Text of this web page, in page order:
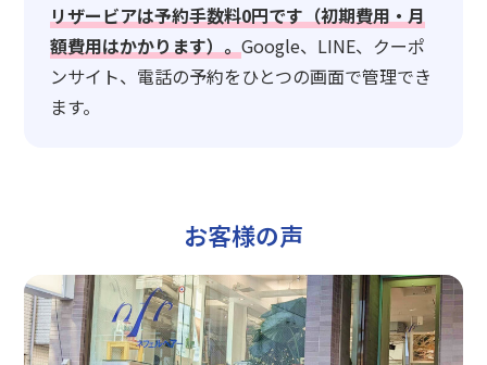
リザービアは予約手数料0円です（初期費用・月
額費用はかかります）。Google、LINE、クーポ
ンサイト、電話の予約をひとつの画面で管理でき
ます。
お客様の声